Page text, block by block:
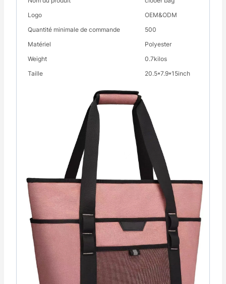
Logo
OEM&ODM
Quantité minimale de commande
500
Matériel
Polyester
Weight
0.7kilos
Taille
20.5*7.9*15inch